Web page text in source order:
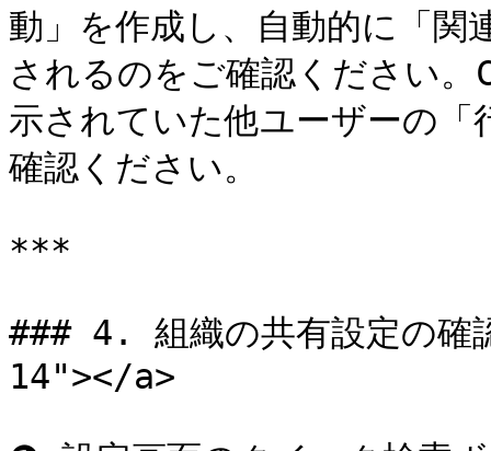
動」を作成し、自動的に「関
されるのをご確認ください
示されていた他ユーザーの
確認ください。
***
### 4. 組織の共有設定
14"></a>